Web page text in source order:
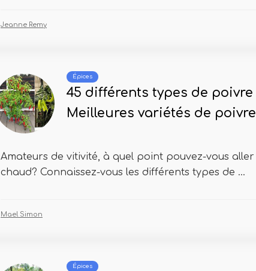
Jeanne Remy
Épices
45 différents types de poivre |
Meilleures variétés de poivre
Amateurs de vitivité, à quel point pouvez-vous aller
chaud? Connaissez-vous les différents types de ...
Mael Simon
Épices